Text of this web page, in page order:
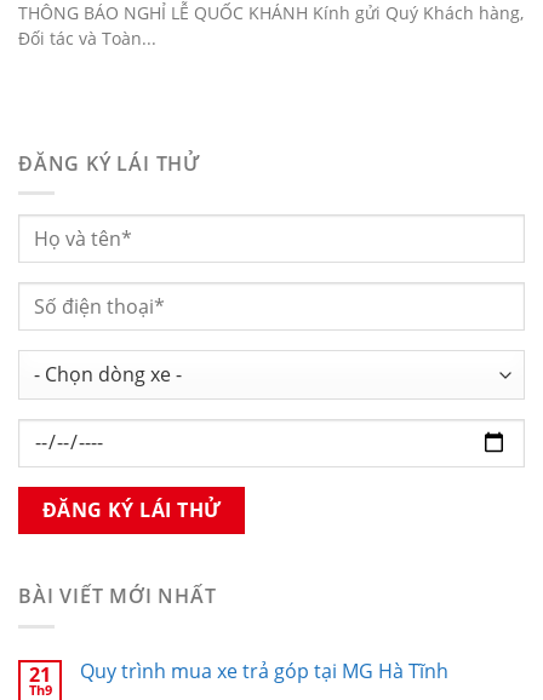
THÔNG BÁO NGHỈ LỄ QUỐC KHÁNH Kính gửi Quý Khách hàng,
Đối tác và Toàn...
ĐĂNG KÝ LÁI THỬ
BÀI VIẾT MỚI NHẤT
21
Th9
Quy trình mua xe trả góp tại MG Hà Tĩnh